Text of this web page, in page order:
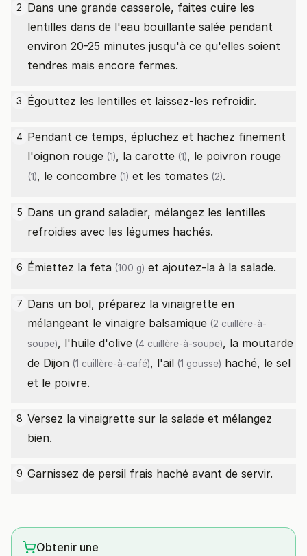
2 Dans une grande casserole, faites cuire les
lentilles dans de l'eau bouillante salée pendant
environ 20-25 minutes jusqu'à ce qu'elles soient
tendres mais encore fermes.
3 Égouttez les lentilles et laissez-les refroidir.
4 Pendant ce temps, épluchez et hachez finement
l'oignon rouge (1), la carotte (1), le poivron rouge
(1), le concombre (1) et les tomates (2).
5 Dans un grand saladier, mélangez les lentilles
refroidies avec les légumes hachés.
6 Émiettez la feta (100 g) et ajoutez-la à la salade.
7 Dans un bol, préparez la vinaigrette en
mélangeant le vinaigre balsamique (2 cuillère-à-
soupe), l'huile d'olive (4 cuillère-à-soupe), la moutarde
de Dijon (1 cuillère-à-café), l'ail (1 gousse) haché, le sel
et le poivre.
8 Versez la vinaigrette sur la salade et mélangez
bien.
9 Garnissez de persil frais haché avant de servir.
Obtenir une